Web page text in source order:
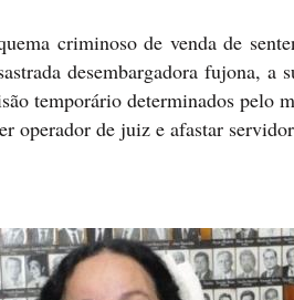
criminoso de venda de
desembargadora fujona,
temporário determinados pelo
operador de juiz e afastar